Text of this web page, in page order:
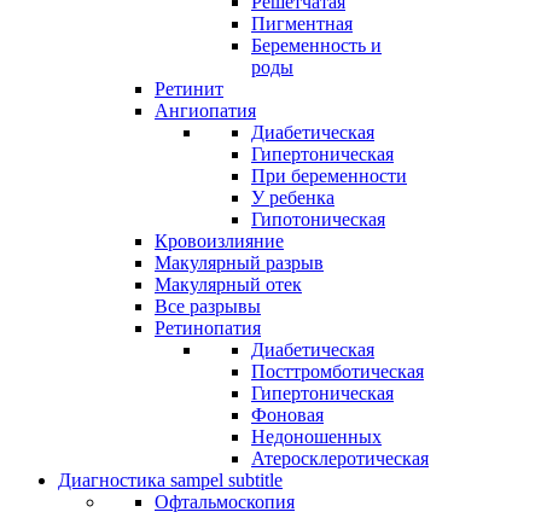
Пигментная
Беременность и
роды
Ретинит
Ангиопатия
Диабетическая
Гипертоническая
При беременности
У ребенка
Гипотоническая
Кровоизлияние
Макулярный разрыв
Макулярный отек
Все разрывы
Ретинопатия
Диабетическая
Посттромботическая
Гипертоническая
Фоновая
Недоношенных
Атеросклеротическая
Диагностика sampel subtitle
Офтальмоскопия